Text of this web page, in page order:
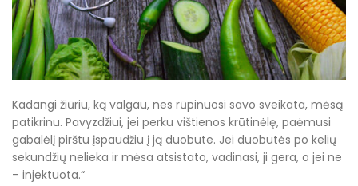
Kadangi žiūriu, ką valgau, nes rūpinuosi savo sveikata, mėsą
patikrinu. Pavyzdžiui, jei perku vištienos krūtinėlę, paėmusi
gabalėlį pirštu įspaudžiu į ją duobute. Jei duobutės po kelių
sekundžių nelieka ir mėsa atsistato, vadinasi, ji gera, o jei ne
– injektuota.“